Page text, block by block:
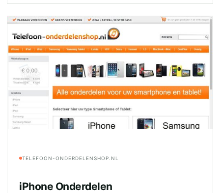
TELEFOON-ONDERDELENSHOP.NL
iPhone Onderdelen